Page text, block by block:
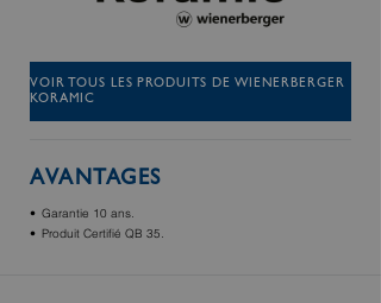
VOIR TOUS LES PRODUITS DE WIENERBERGER
KORAMIC
AVANTAGES
Garantie 10 ans.
Produit Certifié QB 35.